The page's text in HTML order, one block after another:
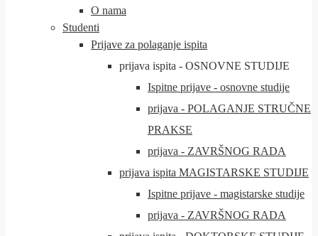
O nama
Studenti
Prijave za polaganje ispita
prijava ispita - OSNOVNE STUDIJE
Ispitne prijave - osnovne studije
prijava - POLAGANJE STRUČNE
PRAKSE
prijava - ZAVRŠNOG RADA
prijava ispita MAGISTARSKE STUDIJE
Ispitne prijave - magistarske studije
prijava - ZAVRŠNOG RADA